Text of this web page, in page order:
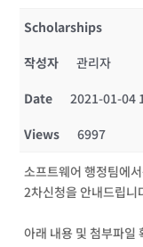
Scholarships
작성자
관리자
Date
2021-01-04
Views
6997
소프트웨어 행정팀에
2차신청을 안내드립니
아래 내용 및 첨부파일